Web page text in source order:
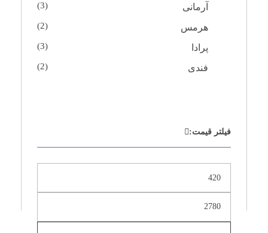
آرمانی (3)
هرمس (2)
پرادا (3)
فندی (2)
فیلتر قیمت: